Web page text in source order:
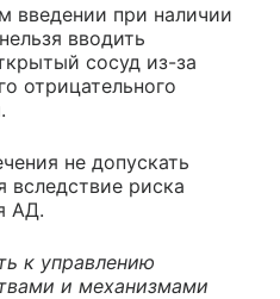
введении при наличии
вводить
сосуд из-за
отрицательного
не допускать
вследствие риска
АД.
к управлению
и механизмами